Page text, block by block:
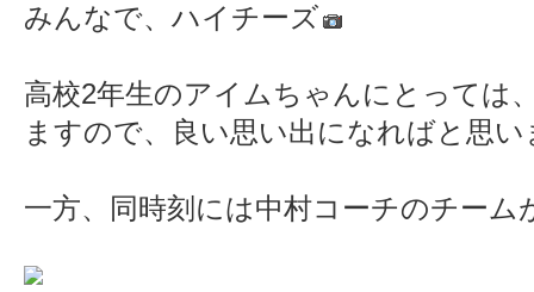
みんなで、ハイチーズ
高校2年生のアイムちゃんにとっては
ますので、良い思い出になればと思い
一方、同時刻には中村コーチのチーム